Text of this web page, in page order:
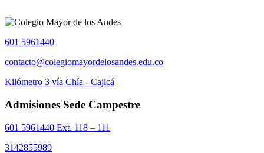
601 5961440
contacto@colegiomayordelosandes.edu.co
Kilómetro 3 vía Chía - Cajicá
Admisiones Sede Campestre
601 5961440 Ext. 118 – 111
3142855989